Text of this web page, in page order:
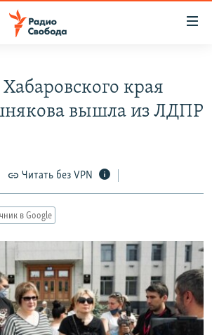
края
вышла из ЛДПР
Читать без VPN
в Google